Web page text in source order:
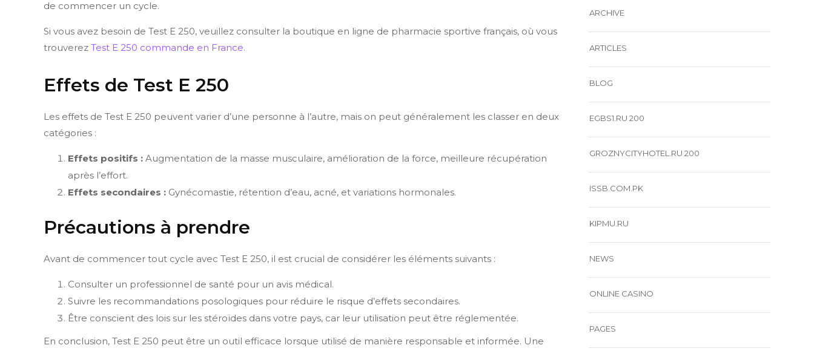
de commencer un cycle.
Si vous avez besoin de Test E 250, veuillez consulter la boutique en ligne de pharmacie sportive français, où vous
trouverez Test E 250 commande en France.
Effets de Test E 250
Les effets de Test E 250 peuvent varier d’une personne à l’autre, mais on peut généralement les classer en deux
catégories :
Effets positifs : Augmentation de la masse musculaire, amélioration de la force, meilleure récupération
après l’effort.
Effets secondaires : Gynécomastie, rétention d’eau, acné, et variations hormonales.
Précautions à prendre
Avant de commencer tout cycle avec Test E 250, il est crucial de considérer les éléments suivants :
Consulter un professionnel de santé pour un avis médical.
Suivre les recommandations posologiques pour réduire le risque d’effets secondaires.
Être conscient des lois sur les stéroïdes dans votre pays, car leur utilisation peut être réglementée.
En conclusion, Test E 250 peut être un outil efficace lorsque utilisé de manière responsable et informée. Une
ARCHIVE
ARTICLES
BLOG
EGBS1.RU 200
GROZNYCITYHOTEL.RU 200
ISSB.COM.PK
KIPMU.RU
NEWS
ONLINE CASINO
PAGES